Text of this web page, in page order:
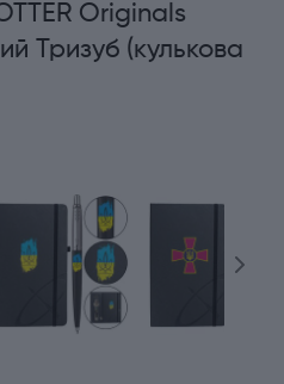
Originals
Тризуб (кулькова